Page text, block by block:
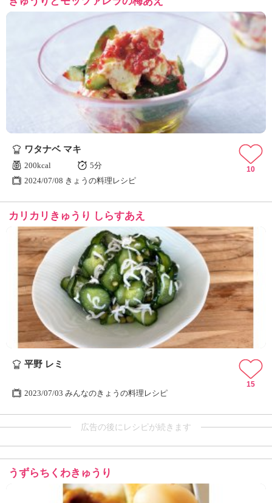
ワタナベ マキ
200kcal
5分
2024/07/08 きょうの料理レシピ
10
カリカリきゅうり しらすあえ
平野 レミ
2023/07/03 みんなのきょうの料理レシピ
15
広告の後にレシピが続きます
うずらちくわきゅうり